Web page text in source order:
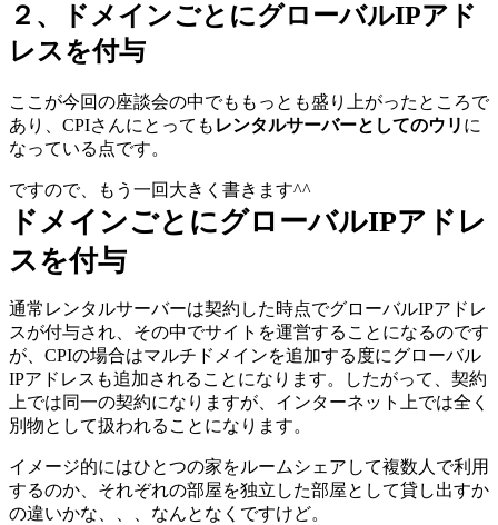
２、ドメインごとにグローバルIPアド
レスを付与
ここが今回の座談会の中でももっとも盛り上がったところで
あり、CPIさんにとっても レンタルサーバーとしてのウリ に
なっている点です。
ですので、もう一回大きく書きます^^
ドメインごとにグローバルIPアドレ
スを付与
通常レンタルサーバーは契約した時点でグローバルIPアドレ
スが付与され、その中でサイトを運営することになるのです
が、CPIの場合はマルチドメインを追加する度にグローバル
IPアドレスも追加されることになります。したがって、契約
上では同一の契約になりますが、インターネット上では全く
別物として扱われることになります。
イメージ的にはひとつの家をルームシェアして複数人で利用
するのか、それぞれの部屋を独立した部屋として貸し出すか
の違いかな、、、なんとなくですけど。